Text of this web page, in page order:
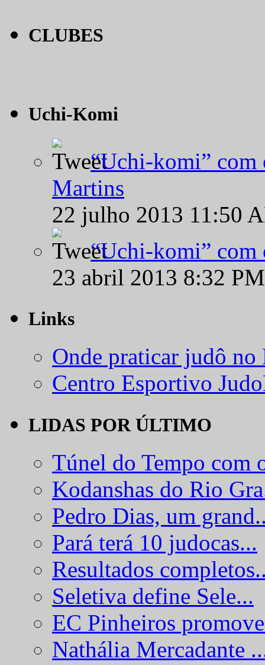
CLUBES
Uchi-Komi
“Uchi-komi” com
Martins
22 julho 2013 11:50
“Uchi-komi” com
23 abril 2013 8:32
Links
Onde praticar judô
Centro Esportivo
LIDAS POR ÚLTIMO
Túnel do Tempo com
Kodanshas do Rio
Pedro Dias, um
Pará terá 10 judocas...
Resultados
Seletiva define Sele...
EC Pinheiros
Nathália Mercadante